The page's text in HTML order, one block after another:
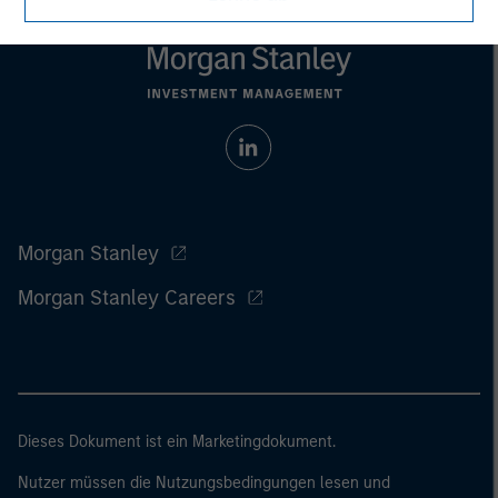
Morgan Stanley
Morgan Stanley Careers
Dieses Dokument ist ein Marketingdokument.
Nutzer müssen die Nutzungsbedingungen lesen und